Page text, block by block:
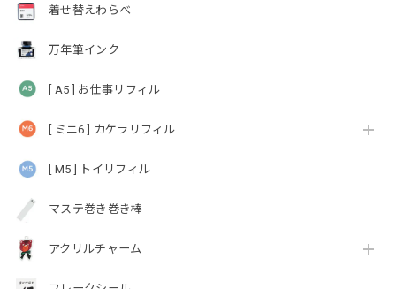
着せ替えわらべ
万年筆インク
[ A5 ] お仕事リフィル
[ ミニ6 ] カケラリフィル
[ M5 ] トイリフィル
マステ巻き巻き棒
アクリルチャーム